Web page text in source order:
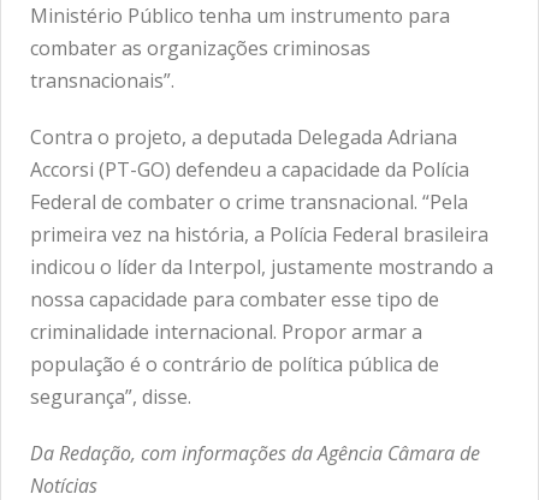
Ministério Público tenha um instrumento para
combater as organizações criminosas
transnacionais”.
Contra o projeto, a deputada Delegada Adriana
Accorsi (PT-GO) defendeu a capacidade da Polícia
Federal de combater o crime transnacional. “Pela
primeira vez na história, a Polícia Federal brasileira
indicou o líder da Interpol, justamente mostrando a
nossa capacidade para combater esse tipo de
criminalidade internacional. Propor armar a
população é o contrário de política pública de
segurança”, disse.
Da Redação, com informações da Agência Câmara de
Notícias